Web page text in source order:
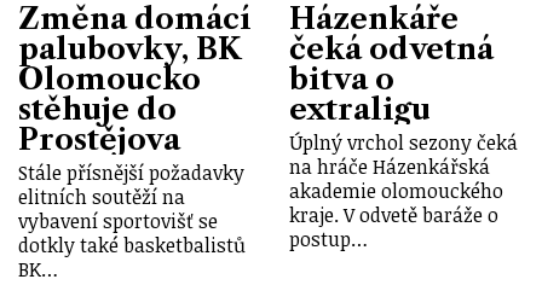
Změna domácí
palubovky, BK
Olomoucko
stěhuje do
Prostějova
Stále přísnější požadavky
elitních soutěží na
vybavení sportovišť se
dotkly také basketbalistů
BK…
Házenkáře
čeká odvetná
bitva o
extraligu
Úplný vrchol sezony čeká
na hráče Házenkářská
akademie olomouckého
kraje. V odvetě baráže o
postup…